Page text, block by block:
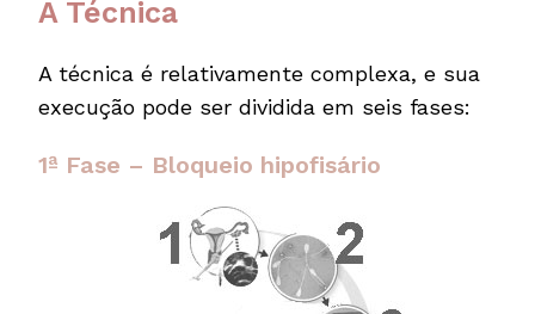
A Técnica
A técnica é relativamente complexa, e sua
execução pode ser dividida em seis fases:
1ª Fase – Bloqueio hipofisário